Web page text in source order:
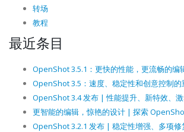
转场
教程
最近条目
OpenShot 3.5.1：更快的性能，更流畅的编
OpenShot 3.5：速度、稳定性和创意控制的
OpenShot 3.4 发布 | 性能提升、新特效、激
更智能的编辑，惊艳的设计 | 探索
OpenShot 3.2.1 发布 | 稳定性增强、多项